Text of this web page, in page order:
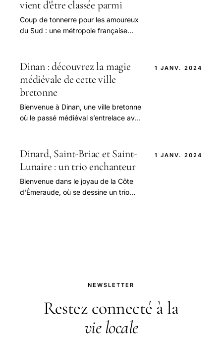
vient d’être classée parmi
Coup de tonnerre pour les amoureux
du Sud : une métropole française
européennes.
Dinan : découvrez la magie
médiévale de cette ville
bretonne
Bienvenue à Dinan, une ville bretonne
où le passé médiéval s’entrelace avec
1 JANV. 2024
Dinard, Saint-Briac et Saint-
Lunaire : un trio enchanteur
Bienvenue dans le joyau de la Côte
d'Émeraude, où se dessine un trio
1 JANV. 2024
NEWSLETTER
Restez connecté à la
vie locale